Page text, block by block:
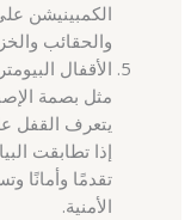
الكمبينيشن
والحقائب
الأقفال
مثل بصمة
يتعرف القفل
إذا تطابقت
تقدمًا وأمانًا
الأمنية.